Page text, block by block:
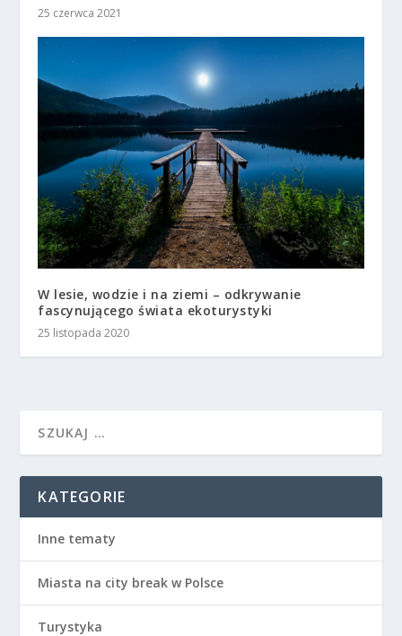
25 czerwca 2021
W lesie, wodzie i na ziemi – odkrywanie
fascynującego świata ekoturystyki
25 listopada 2020
KATEGORIE
Inne tematy
Miasta na city break w Polsce
Turystyka